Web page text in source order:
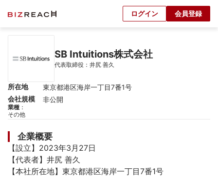
ログイン 会員登録
SB Intuitions株式会社
代表取締役：井尻 善久
所在地
東京都港区海岸一丁目7番1号
会社規模
非公開
業種 ：
その他
企業概要
【設立】2023年3月27日
【代表者】井尻 善久
【本社所在地】東京都港区海岸一丁目7番1号